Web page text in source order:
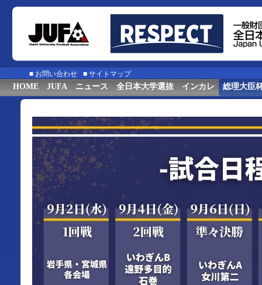
■ お問い合わせ ■ サイトマップ
HOME JUFA ニュース 全日本大学選抜 インカレ 総理大臣